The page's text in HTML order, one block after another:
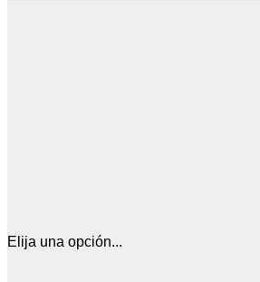
Elija una opción...